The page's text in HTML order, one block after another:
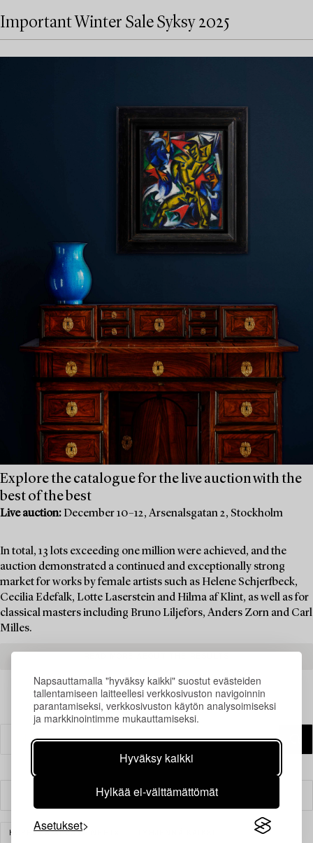
Napsauttamalla "hyväksy kaikki" suostut evästeiden
tallentamiseen laitteellesi verkkosivuston navigoinnin
parantamiseksi, verkkosivuston käytön analysoimiseksi
ja markkinointimme mukauttamiseksi.
Hyväksy kaikki
Hylkää ei-välttämättömät
Asetukset
Important Winter Sale Syksy 2025
Explore the catalogue for the live auction with the
best of the best
Live auction: December 10–12, Arsenalsgatan 2, Stockholm
In total, 13 lots exceeding one million were achieved, and the
auction demonstrated a continued and exceptionally strong
market for works by female artists such as Helene Schjerfbeck,
Cecilia Edefalk, Lotte Laserstein and Hilma af Klint, as well as for
classical masters including Bruno Liljefors, Anders Zorn and Carl
Milles.
Suodatin
HOPEA JA ARVOESINEET